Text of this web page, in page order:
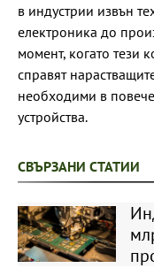
в индустрии извън
електроника до
момент, когато тези
справят
необходими в
устройства.
СВЪРЗАНИ СТАТИИ